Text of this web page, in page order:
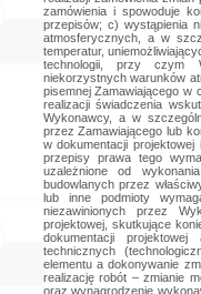
zamówienia i spowoduje
przepisów; c) wystąpienia
atmosferycznych, a w
temperatur,
technologii, przy czym
niekorzystnych warunków
pisemnej Zamawiającego w
realizacji świadczenia
Wykonawcy, a w
przez Zamawiającego lub
w dokumentacji
przepisy prawa tego
uzależnione od
budowlanych przez
lub inne podmioty
niezawinionych przez
projektowej, skutkujące
dokumentacji
technicznych
elementu a dokonywanie
realizację robót – zmianie
oraz wynagrodzenie